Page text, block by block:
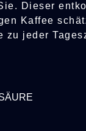
Dieser
Kaffee
zu jeder